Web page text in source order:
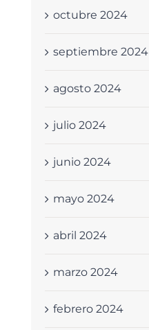
octubre 2024
septiembre 2024
agosto 2024
julio 2024
junio 2024
mayo 2024
abril 2024
marzo 2024
febrero 2024